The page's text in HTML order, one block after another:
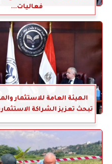
فعاليات...
الهيئة العامة للاستثمار
تبحث تعزيز الشراكة